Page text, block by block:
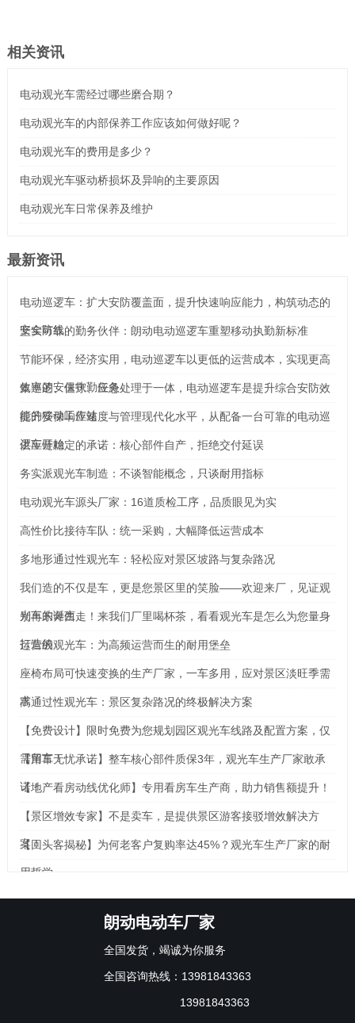
相关资讯
电动观光车需经过哪些磨合期？
电动观光车的内部保养工作应该如何做好呢？
电动观光车的费用是多少？
电动观光车驱动桥损坏及异响的主要原因
电动观光车日常保养及维护
最新资讯
电动巡逻车：扩大安防覆盖面，提升快速响应能力，构筑动态的
安全防线
坚实可靠的勤务伙伴：朗动电动巡逻车重塑移动执勤新标准
节能环保，经济实用，电动巡逻车以更低的运营成本，实现更高
效率的安保执勤任务
集巡逻、值守、应急处理于一体，电动巡逻车是提升综合安防效
能的移动工作站
提升安保响应速度与管理现代化水平，从配备一台可靠的电动巡
逻车开始
供应链稳定的承诺：核心部件自产，拒绝交付延误
务实派观光车制造：不谈智能概念，只谈耐用指标
电动观光车源头厂家：16道质检工序，品质眼见为实
高性价比接待车队：统一采购，大幅降低运营成本
多地形通过性观光车：轻松应对景区坡路与复杂路况
我们造的不仅是车，更是您景区里的笑脸——欢迎来厂，见证观
光车的诞生
别再东奔西走！来我们厂里喝杯茶，看看观光车是怎么为您量身
打造的
运营级观光车：为高频运营而生的耐用堡垒
座椅布局可快速变换的生产厂家，一车多用，应对景区淡旺季需
求
高通过性观光车：景区复杂路况的终极解决方案
【免费设计】限时免费为您规划园区观光车线路及配置方案，仅
需留言！
【用车无忧承诺】整车核心部件质保3年，观光车生产厂家敢承
诺！
【地产看房动线优化师】专用看房车生产商，助力销售额提升！
【景区增效专家】不是卖车，是提供景区游客接驳增效解决方
案！
【回头客揭秘】为何老客户复购率达45%？观光车生产厂家的耐
用哲学
朗动电动车厂家
全国发货，竭诚为你服务
全国咨询热线：13981843363
13981843363